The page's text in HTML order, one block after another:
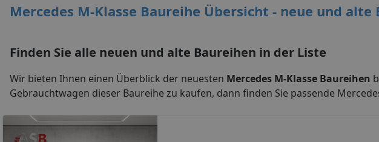
Mercedes M-Klasse Baureihe Übersicht - neue und alte
Finden Sie alle neuen und alte Baureihen in der Liste
Wir bieten Ihnen einen Überblick der neuesten Mercedes M-Klasse Baureihen
Gebrauchtwagen dieser Baureihe zu kaufen, dann finden Sie passende